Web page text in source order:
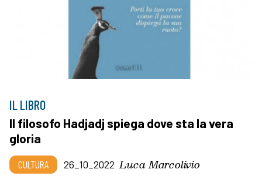
IL LIBRO
Il filosofo Hadjadj spiega dove sta la vera
gloria
CULTURA 26_10_2022 Luca Marcolivio